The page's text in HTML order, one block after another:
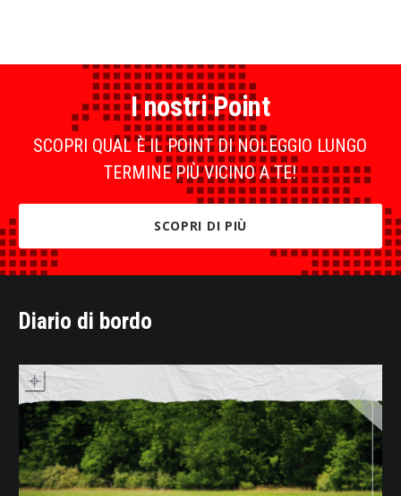
I nostri Point
SCOPRI QUAL È IL POINT DI NOLEGGIO LUNGO
TERMINE PIÙ VICINO A TE!
SCOPRI DI PIÙ
Diario di bordo